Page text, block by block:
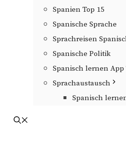
Spanien Top 15
Spanische Sprache
Sprachreisen
Spanische Politik
Spanisch lernen App
Sprachaustausch
Spanisch